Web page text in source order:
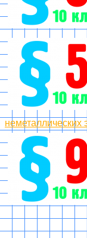
неметаллических